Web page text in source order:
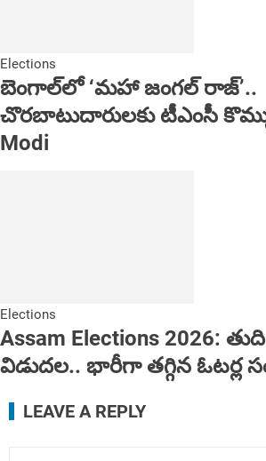
Elections
బెంగాల్‌లో ‘మహా జంగల్ రాజ్’..
చొరబాటుదారులకు టీఎంసీ
Modi
Elections
Assam Elections 2026:
విడుదల.. భారీగా తగ్గిన ఓటర్ల
LEAVE A REPLY